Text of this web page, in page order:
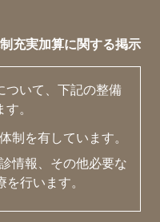
充実加算に関する掲示
ついて、下記の整備
。
制を有しています。
情報、その他必要な
行います。